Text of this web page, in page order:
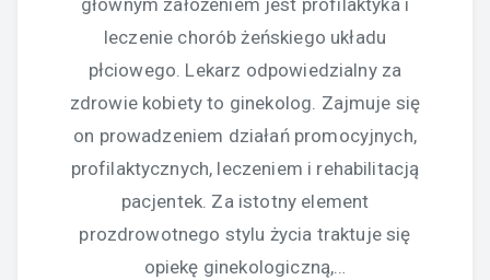
leczenie chorób żeńskiego układu
płciowego. Lekarz odpowiedzialny za
zdrowie kobiety to ginekolog. Zajmuje się
on prowadzeniem działań promocyjnych,
profilaktycznych, leczeniem i rehabilitacją
pacjentek. Za istotny element
prozdrowotnego stylu życia traktuje się
opiekę ginekologiczną,…